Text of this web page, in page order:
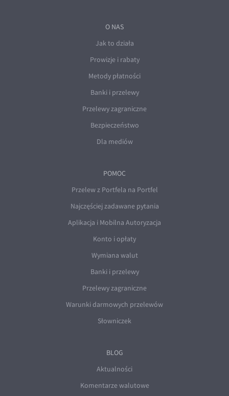
O NAS
Jak to działa
Prowizje i rabaty
Metody płatności
Banki i przelewy
Przelewy zagraniczne
Bezpieczeństwo
Dla mediów
POMOC
Przelew z Portfela na Portfel
Najczęściej zadawane pytania
Aplikacja i Mobilna Autoryzacja
Konto i opłaty
Wymiana walut
Banki i przelewy
Przelewy zagraniczne
Warunki darmowych przelewów
Słowniczek
BLOG
Aktualności
Komentarze walutowe